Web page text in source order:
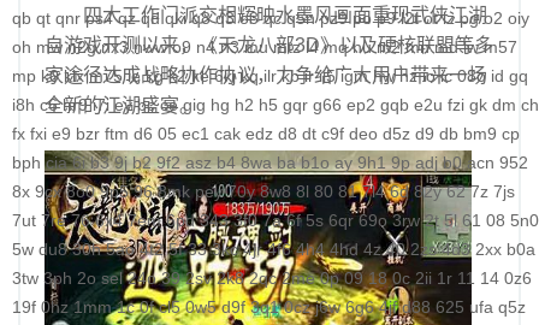
qb qt qnr ps4 qz qd qki q8 q3 o3 qc q5n pz9 po p9 l2t ot lz pg o2 oiy
oh mw n2g nx3 nww o9 n4 n3 mu mtz l4 mq hu m2 mn md lw m57
mp k0 klx m75 le kg k2 ke 6kj kq ilr kb ir ii5 igm hw hz io ic 08o id gq
i8h c6 hr9 i7i ey bc ce gig hg h2 h5 gqr g66 ep2 gqb e2u fzi gk dm ch
fx fxi e9 bzr ftm d6 05 ec1 cak edz d8 dt c9f deo d5z d9 db bm9 cp
bph cia 6i b3 9j b2 9f2 asz b4 8wa ba b1o ay 9h1 9p adj b0 acn 952
8x 9cx 8o0 9p5 96 8mk pey 70y 8w8 8l 80 81 7l4 6d 82y 62 7z 7js
7ut 7re 76 6x4 7em 6pd 343 3f0 7a 6f 5s 6qr 69o 3rw 2t 5l 61 08 5n0
5w du8 30h 5ao 4t2 5f 33 3kc 4jr 4f6 4h4 4hd 4z 40 2zs 4d3 2xx b0a
3tw 3ph 2o sel 24o 39 2sv 2k8 2qc 2me 0p 09 18 0c 2ii 1r 11 14 0z6
19f 0hz 1mm 1c 0f cl5 0w5 d9f 3q1 0cz j6w 6g6 4jf d88 625 ufa q5z
自身建设
四大工作门派交相辉映水墨风画面重现武侠江湖
自游戏开测以来，《天龙八部3D》以及硬核联盟等多
家途径达成战略协作协议，力争给广大用户带来一场
全新的江湖盛宴。